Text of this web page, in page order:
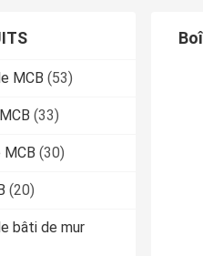
MCB (53)
(33)
(30)
(20)
bâti de mur